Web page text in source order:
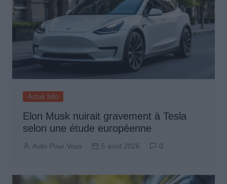
Actus Info
Elon Musk nuirait gravement à Tesla
selon une étude européenne
Auto Pour Vous 5 août 2026 0